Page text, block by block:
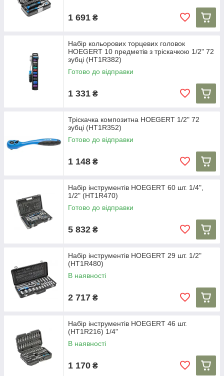
1 691 ₴
Набір кольорових торцевих головок
HOEGERT 10 предметів з тріскачкою 1/2" 72
зубці (HT1R382)
Готово до відправки
1 331 ₴
Тріскачка композитна HOEGERT 1/2" 72
зубці (HT1R352)
Готово до відправки
1 148 ₴
Набір інструментів HOEGERT 60 шт. 1/4",
1/2" (HT1R470)
Готово до відправки
5 832 ₴
Набір інструментів HOEGERT 29 шт. 1/2"
(HT1R480)
В наявності
2 717 ₴
Набір інструментів HOEGERT 46 шт.
(HT1R216) 1/4"
В наявності
1 170 ₴